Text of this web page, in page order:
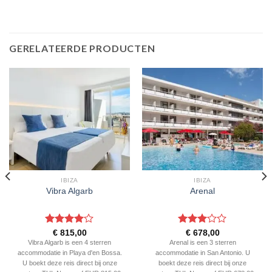
GERELATEERDE PRODUCTEN
IBIZA
Vibra Algarb
Gewaardeerd
4uit 5
€815,00
Vibra Algarb is een 4 sterren
accommodatie in Playa d'en Bossa.
U boekt deze reis direct bij onze
IBIZA
Arenal
Gewaardeerd
3uit 5
€678,00
Arenal is een 3 sterren
accommodatie in San Antonio. U
boekt deze reis direct bij onze